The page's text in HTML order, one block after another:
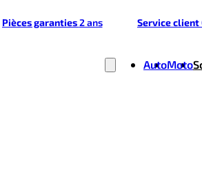
Pièces garanties2 ans Service client
AutoMoto